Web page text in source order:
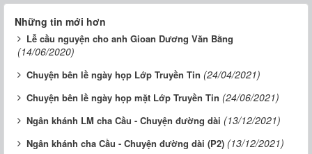
Những tin mới hơn
Lễ cầu nguyện cho anh Gioan Dương Văn Bằng
(14/06/2020)
Chuyện bên lề ngày họp Lớp Truyền Tin (24/04/2021)
Chuyện bên lề ngày họp mặt Lớp Truyền Tin (24/06/2021)
Ngân khánh LM cha Cầu - Chuyện đường dài (13/12/2021)
Ngân khánh cha Cầu - Chuyện đường dài (P2) (13/12/2021)